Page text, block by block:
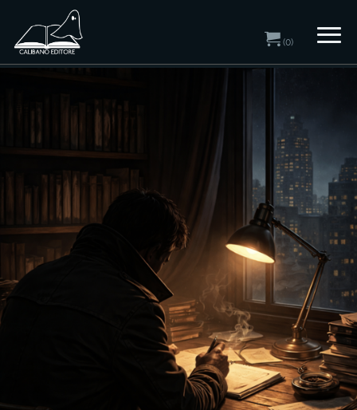
(0)
Home/ Autori